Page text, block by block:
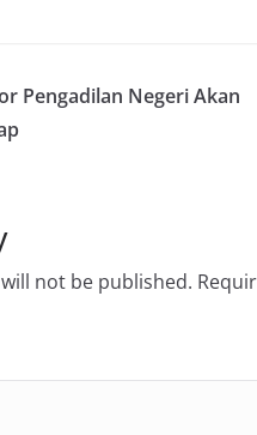
Pengadilan Negeri Akan
not be published.